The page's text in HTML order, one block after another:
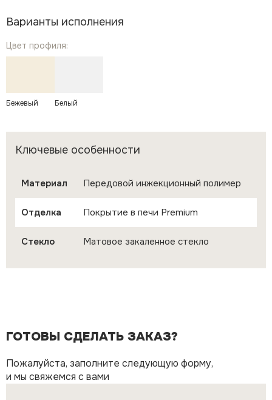
Варианты исполнения
Цвет профиля:
Бежевый Белый
Ключевые особенности
Материал Передовой инжекционный полимер
Отделка Покрытие в печи Premium
Стекло Матовое закаленное стекло
ГОТОВЫ СДЕЛАТЬ ЗАКАЗ?
Пожалуйста, заполните следующую форму,
и мы свяжемся с вами